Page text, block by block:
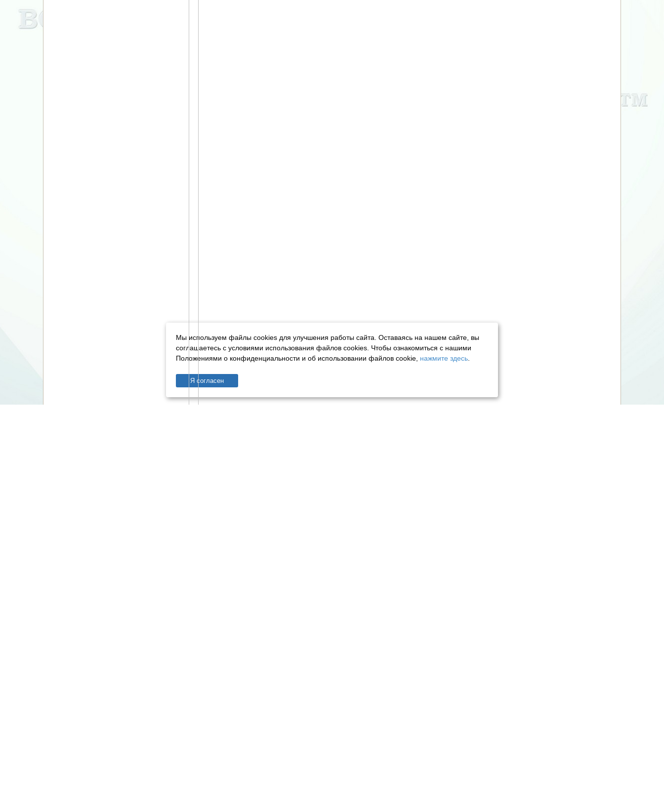
Мы используем файлы cookies для улучшения работы сайта. Оставаясь на нашем сайте, вы
соглашаетесь с условиями использования файлов cookies. Чтобы ознакомиться с нашими
Положениями о конфиденциальности и об использовании файлов cookie, нажмите здесь
Я согласен